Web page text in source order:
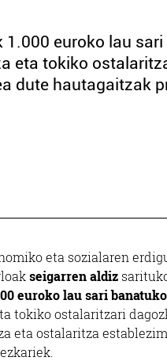
euroko lau
eta tokiko
dute hautagaitzak
eta sozialaren
seigarren aldiz
euroko lau sari banatuko
tokiko ostalaritzari
eta ostalaritza